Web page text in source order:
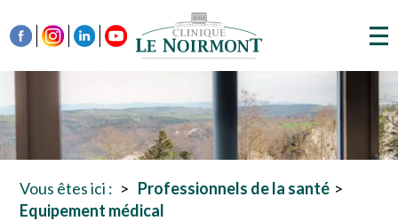
Vous êtes ici :
Professionnels de la santé
Equipement médical